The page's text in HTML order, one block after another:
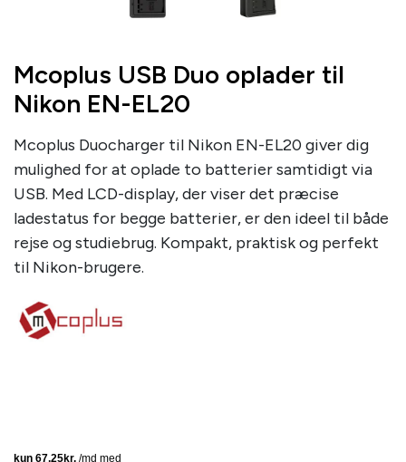
Mcoplus USB Duo oplader til
Nikon EN-EL20
Mcoplus Duocharger til Nikon EN-EL20 giver dig
mulighed for at oplade to batterier samtidigt via
USB. Med LCD-display, der viser det præcise
ladestatus for begge batterier, er den ideel til både
rejse og studiebrug. Kompakt, praktisk og perfekt
til Nikon-brugere.